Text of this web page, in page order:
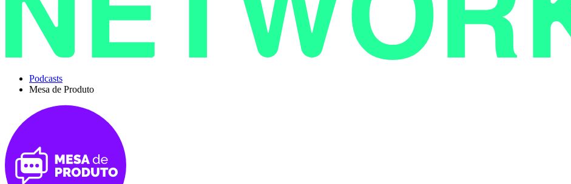
Podcasts
Mesa de Produto